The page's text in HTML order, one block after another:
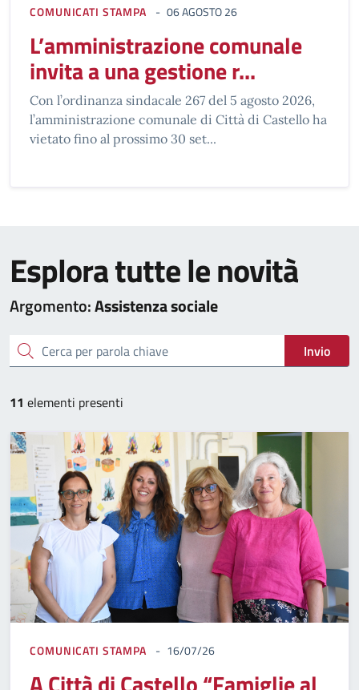
COMUNICATI STAMPA 06 AGOSTO 26
L’amministrazione comunale
invita a una gestione r...
Con l’ordinanza sindacale 267 del 5 agosto 2026,
l’amministrazione comunale di Città di Castello ha
vietato fino al prossimo 30 set...
Esplora tutte le novità
Argomento:Assistenza sociale
cerca Invio
11 elementi presenti
COMUNICATI STAMPA 16/07/26